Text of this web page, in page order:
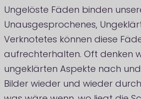
Ungelöste Fäden binden
Unausgesprochenes,
Verknotetes können diese
aufrechterhalten. Oft denken
ungeklärten Aspekte nach
Bilder wieder und wieder